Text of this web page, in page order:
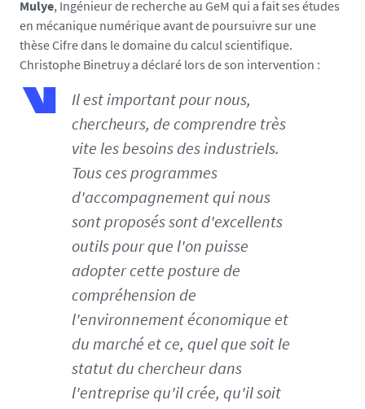
0
2
0
-
Mulye, Ingénieur de recherche au GeM qui a fait ses études
en mécanique numérique avant de poursuivre sur une
thèse Cifre dans le domaine du calcul scientifique.
Christophe Binetruy a déclaré lors de son intervention :
Il est important pour nous,
chercheurs, de comprendre très
vite les besoins des industriels.
Tous ces programmes
d'accompagnement qui nous
sont proposés sont d'excellents
outils pour que l'on puisse
adopter cette posture de
compréhension de
l'environnement économique et
du marché et ce, quel que soit le
statut du chercheur dans
l'entreprise qu'il crée, qu'il soit